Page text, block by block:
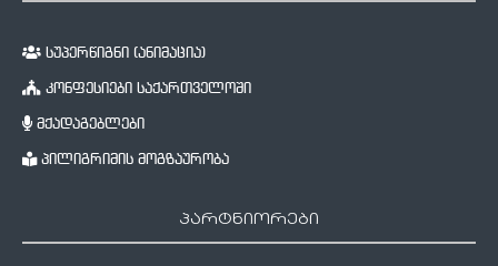
სუპერწიგნი (ანიმაცია)
კონფესიები საქართველოში
მქადაგებლები
პილიგრიმის მოგზაურობა
პარტნიორები